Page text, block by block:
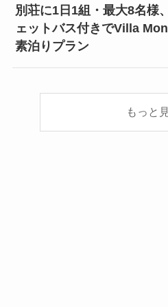
別荘に1日1組・最大8名様
ェットバス付きでVilla
素泊りプラン
もっと